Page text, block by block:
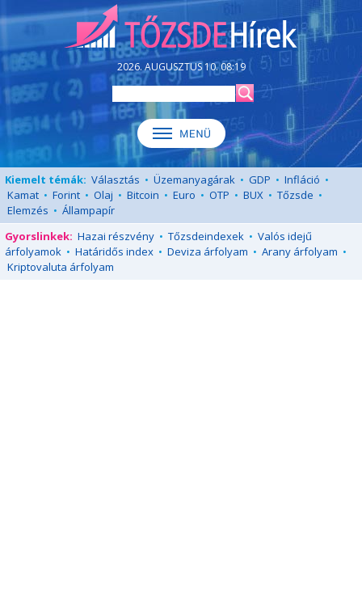
2026. AUGUSZTUS 10. 08:19
Kiemelt témák: Választás • Üzemanyagárak • GDP • Infláció •
Kamat • Forint • Olaj • Bitcoin • Euro • OTP • BUX • Tőzsde •
Elemzés • Állampapír
Gyorslinkek: Hazai részvény • Tőzsdeindexek • Valós idejű
árfolyamok • Határidős index • Deviza árfolyam • Arany árfolyam •
Kriptovaluta árfolyam